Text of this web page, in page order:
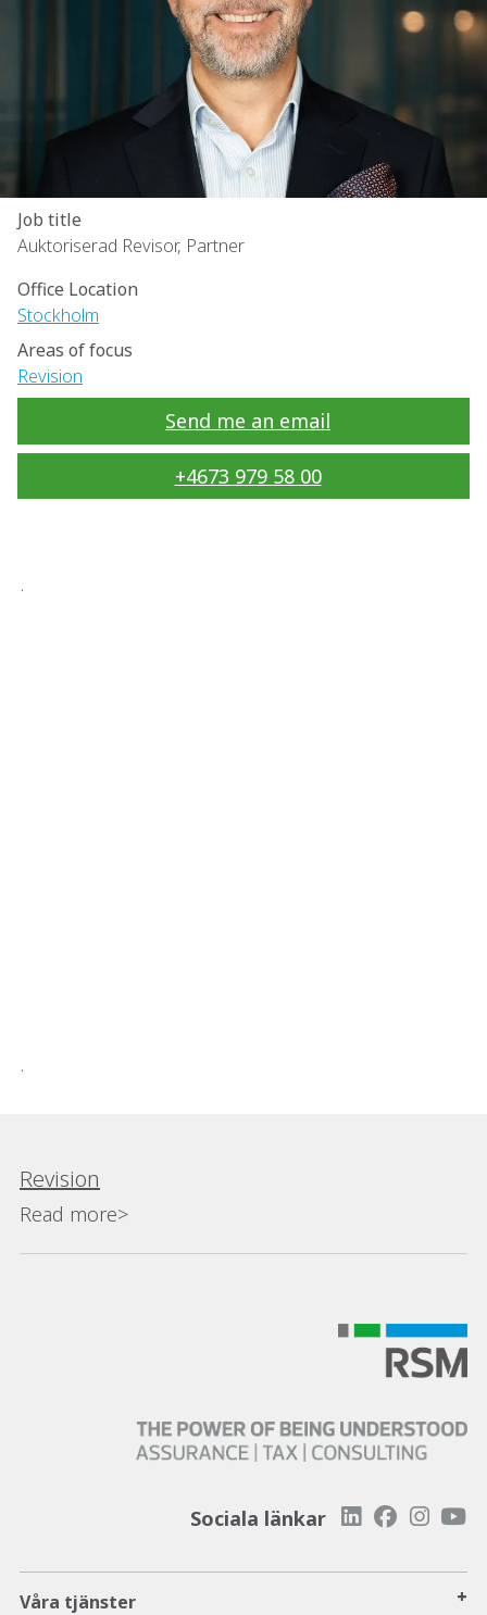
.
.
Job title
Auktoriserad Revisor, Partner
Office Location
Stockholm
Areas of focus
Revision
Send me an email
+4673 979 58 00
Revision
Read more>
Sociala länkar
Våra tjänster +